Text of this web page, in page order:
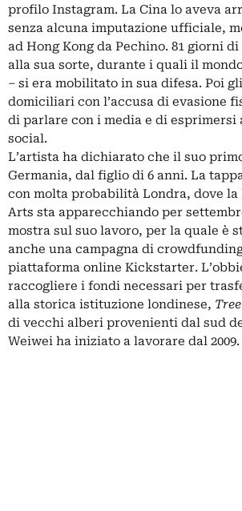
profilo Instagram. La Cina lo aveva
senza alcuna imputazione ufficiale,
ad Hong Kong da Pechino. 81 giorni
alla sua sorte, durante i quali il
– si era mobilitato in sua difesa. Poi
domiciliari con l’accusa di evasione
di parlare con i media e di esprimersi
social.
L’artista ha dichiarato che il suo
Germania, dal figlio di 6 anni. La
con molta probabilità Londra, dove la
Arts sta apparecchiando per
mostra sul suo lavoro, per la quale è
anche una campagna di
piattaforma online Kickstarter.
raccogliere i fondi necessari per
alla storica istituzione londinese, Tree
di vecchi alberi provenienti dal sud
Weiwei ha iniziato a lavorare dal 2009.